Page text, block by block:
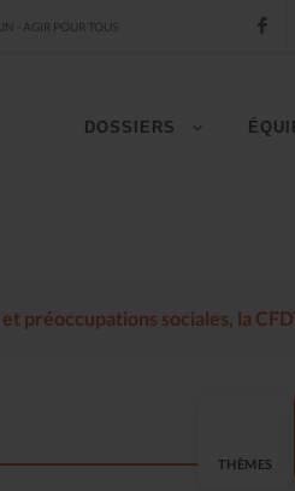
- AGIR POUR TOUS
DOSSIERS
préoccupations sociales, la
THÈMES